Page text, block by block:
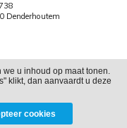
Denderhoutem
we u inhoud op maat tonen.
klikt, dan aanvaardt u deze
cookies